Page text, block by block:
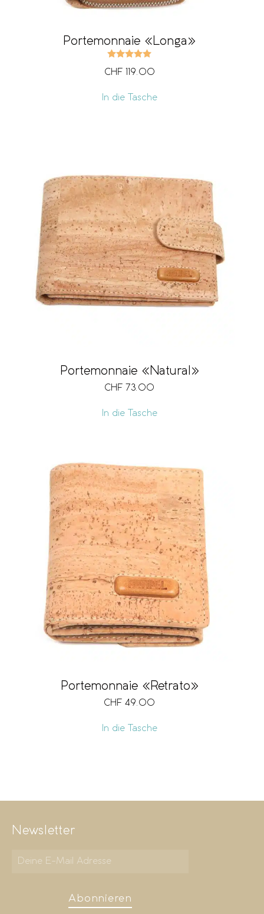
Portemonnaie «Longa»
CHF 119.00
In die Tasche
Portemonnaie «Natural»
CHF 73.00
In die Tasche
Portemonnaie «Retrato»
CHF 49.00
In die Tasche
Newsletter
Abonnieren